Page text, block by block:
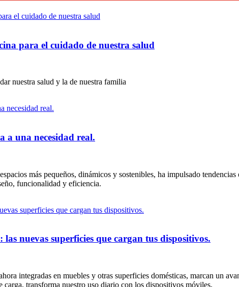
para el cuidado de nuestra salud
nuestra salud y la de nuestra familia
a una necesidad real.
más pequeños, dinámicos y sostenibles, ha impulsado
funcionalidad y eficiencia.
nuevas superficies que cargan tus dispositivos.
integradas en muebles y otras superficies domésticas, marcan un
carga, transforma nuestro uso diario con los dispositivos móviles.